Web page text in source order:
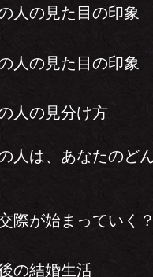
人の見た目の印象
人の見た目の印象
人の見分け方
人は、あなたのど
際が始まっていく
の結婚生活